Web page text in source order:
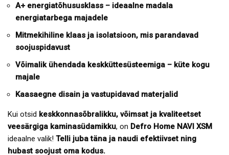
A+ energiatõhususklass – ideaalne madala
energiatarbega majadele
Mitmekihiline klaas ja isolatsioon, mis parandavad
soojuspidavust
Võimalik ühendada keskküttesüsteemiga – küte kogu
majale
Kaasaegne disain ja vastupidavad materjalid
Kui otsid keskkonnasõbralikku, võimsat ja kvaliteetset
veesärgiga kaminasüdamikku, on Defro Home NAVI XSM
ideaalne valik! Telli juba täna ja naudi efektiivset ning
hubast soojust oma kodus.